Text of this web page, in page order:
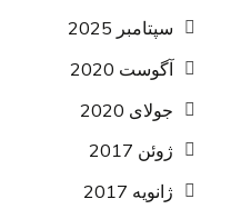
سپتامبر 2025
آگوست 2020
جولای 2020
ژوئن 2017
ژانویه 2017